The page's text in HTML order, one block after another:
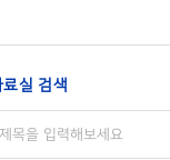
료실 검색